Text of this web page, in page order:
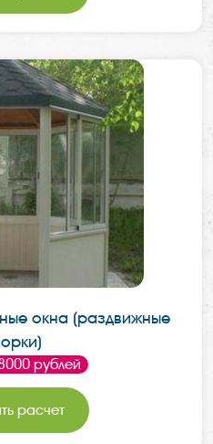
окна (раздвижные
рублей
расчет